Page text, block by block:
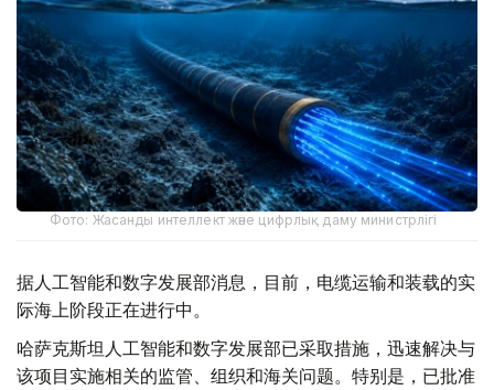
Фото: Жасанды интеллект және цифрлық даму министрлігі
据人工智能和数字发展部消息，目前，电缆运输和装载的实
际海上阶段正在进行中。
哈萨克斯坦人工智能和数字发展部已采取措施，迅速解决与
该项目实施相关的监管、组织和海关问题。特别是，已批准